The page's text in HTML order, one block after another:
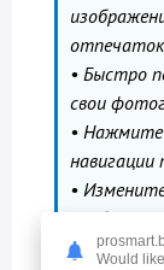
• Быстро
свои
• Нажмите
навигации
•
• Быстро
Would